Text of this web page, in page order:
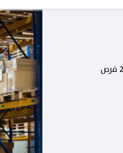
كل وظيفة جديدة في القطاع الصناعي تخلق 2.2 فرص